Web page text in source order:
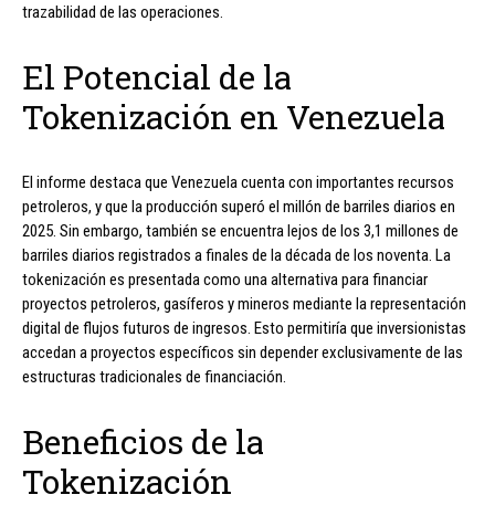
trazabilidad de las operaciones.
El Potencial de la
Tokenización en Venezuela
El informe destaca que Venezuela cuenta con importantes recursos
petroleros, y que la producción superó el millón de barriles diarios en
2025. Sin embargo, también se encuentra lejos de los 3,1 millones de
barriles diarios registrados a finales de la década de los noventa. La
tokenización es presentada como una alternativa para financiar
proyectos petroleros, gasíferos y mineros mediante la representación
digital de flujos futuros de ingresos. Esto permitiría que inversionistas
accedan a proyectos específicos sin depender exclusivamente de las
estructuras tradicionales de financiación.
Beneficios de la
Tokenización